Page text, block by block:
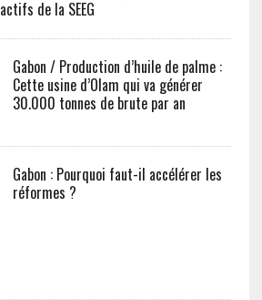
actifs de la SEEG
Gabon / Production d’huile de palme :
Cette usine d’Olam qui va générer
30.000 tonnes de brute par an
Gabon : Pourquoi faut-il accélérer les
réformes ?